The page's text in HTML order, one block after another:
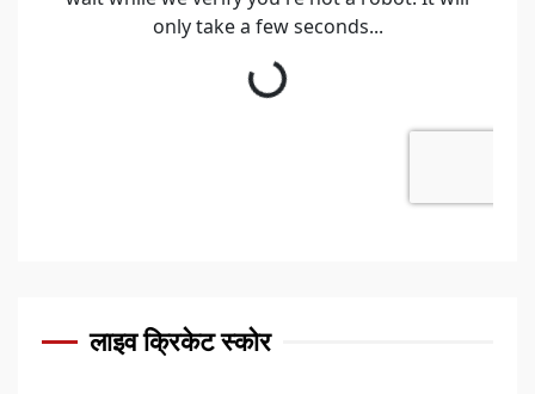
लाइव क्रिकेट स्कोर